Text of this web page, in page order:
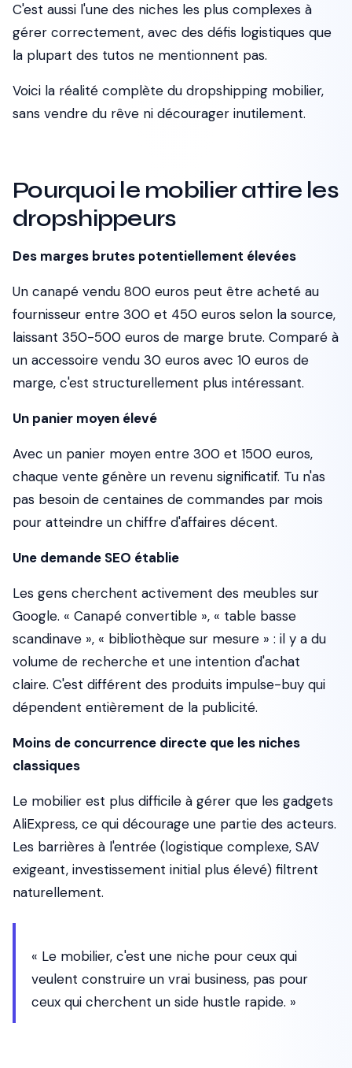
C'est aussi l'une des niches les plus complexes à
gérer correctement, avec des défis logistiques que
la plupart des tutos ne mentionnent pas.
Voici la réalité complète du dropshipping mobilier,
sans vendre du rêve ni décourager inutilement.
Pourquoi le mobilier attire les
dropshippeurs
Des marges brutes potentiellement élevées
Un canapé vendu 800 euros peut être acheté au
fournisseur entre 300 et 450 euros selon la source,
laissant 350-500 euros de marge brute. Comparé à
un accessoire vendu 30 euros avec 10 euros de
marge, c'est structurellement plus intéressant.
Un panier moyen élevé
Avec un panier moyen entre 300 et 1500 euros,
chaque vente génère un revenu significatif. Tu n'as
pas besoin de centaines de commandes par mois
pour atteindre un chiffre d'affaires décent.
Une demande SEO établie
Les gens cherchent activement des meubles sur
Google. « Canapé convertible », « table basse
scandinave », « bibliothèque sur mesure » : il y a du
volume de recherche et une intention d'achat
claire. C'est différent des produits impulse-buy qui
dépendent entièrement de la publicité.
Moins de concurrence directe que les niches
classiques
Le mobilier est plus difficile à gérer que les gadgets
AliExpress, ce qui décourage une partie des acteurs.
Les barrières à l'entrée (logistique complexe, SAV
exigeant, investissement initial plus élevé) filtrent
naturellement.
« Le mobilier, c'est une niche pour ceux qui
veulent construire un vrai business, pas pour
ceux qui cherchent un side hustle rapide. »